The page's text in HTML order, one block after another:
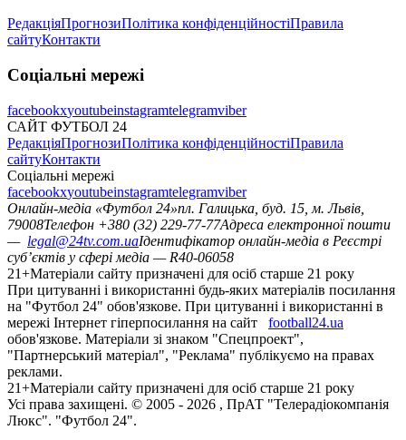
РедакціяПрогнозиПолітика конфіденційностіПравила
сайтуКонтакти
Соціальні мережі
facebookxyoutubeinstagramtelegramviber
САЙТ ФУТБОЛ 24
РедакціяПрогнозиПолітика конфіденційностіПравила
сайтуКонтакти
Соціальні мережі
facebookxyoutubeinstagramtelegramviber
Онлайн-медіа «Футбол 24»пл. Галицька, буд. 15, м. Львів,
79008Телефон +380 (32) 229-77-77Адреса електронної пошти
— legal@24tv.com.uaІдентифікатор онлайн-медіа в Реєстрі
суб’єктів у сфері медіа — R40-06058
21+Матеріали сайту призначені для осіб старше 21 року
При цитуванні і використанні будь-яких матеріалів посилання
на "Футбол 24" обов'язкове. При цитуванні і використанні в
мережі Інтернет гіперпосилання на сайт
football24.ua
обов'язкове. Матеріали зі знаком "Спецпроект",
"Партнерський матеріал", "Реклама" публікуємо на правах
реклами.
21+Матеріали сайту призначені для осіб старше 21 року
Усi права захищенi. © 2005 - 2026 , ПрАТ "Телерадіокомпанія
Люкс". "Футбол 24".